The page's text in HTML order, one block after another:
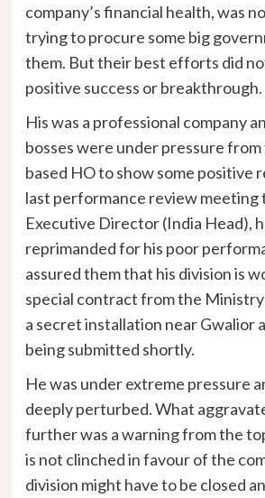
company’s financial health, was
trying to procure some big
them. But their best efforts did
positive success or breakthrough.
His was a professional company
bosses were under pressure
based HO to show some positive
last performance review meeting
Executive Director (India Head),
reprimanded for his poor
assured them that his division is
special contract from the
a secret installation near Gwalior
being submitted shortly.
He was under extreme pressure
deeply perturbed. What
further was a warning from the
is not clinched in favour of the
division might have to be closed